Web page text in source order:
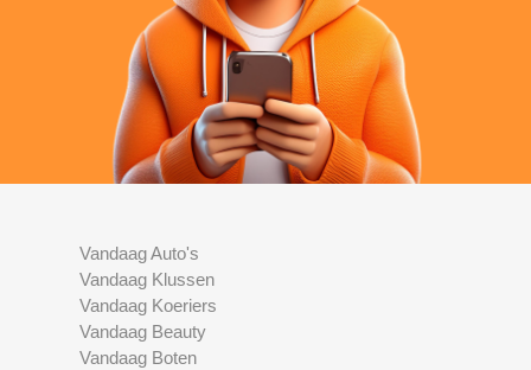
Vandaag Auto's
Vandaag Klussen
Vandaag Koeriers
Vandaag Beauty
Vandaag Boten